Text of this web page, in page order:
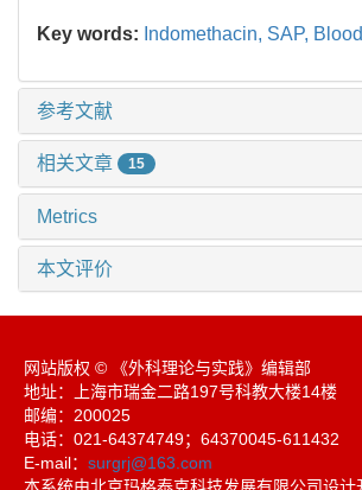
Key words: Indomethacin, SAP,
参考文献
相关文章 15
Metrics
本文评价
网站版权 © 《外科理论与实践》编辑部
地址：上海市瑞金二路197号科教大楼14楼
邮编：200025
电话：021-64374749；64370045-611432
E-mail： surgrj@163.com